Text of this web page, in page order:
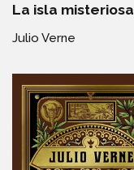
La isla misteriosa
Julio Verne